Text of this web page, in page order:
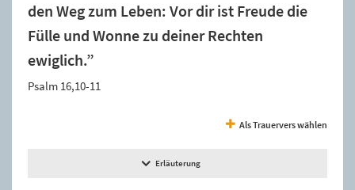
den Weg zum Leben: Vor dir ist Freude die
Fülle und Wonne zu deiner Rechten
ewiglich.”
Psalm 16,10-11
Als Trauervers wählen
Erläuterung